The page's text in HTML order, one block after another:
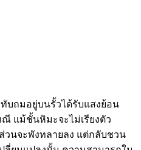
บถมอยู่บนรั้วได้รับแสงย้อน
แม้ชั้นหิมะจะไม่เรียงตัว
นจะพังทลายลง แต่กลับชวน